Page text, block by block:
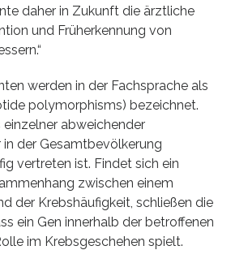
daher in Zukunft die ärztliche
und Früherkennung von
werden in der Fachsprache als
polymorphisms) bezeichnet.
einzelner abweichender
der Gesamtbevölkerung
vertreten ist. Findet sich ein
zwischen einem
der Krebshäufigkeit, schließen die
ein Gen innerhalb der betroffenen
im Krebsgeschehen spielt.